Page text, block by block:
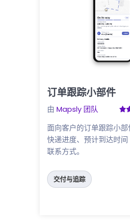
订单跟踪小部件
由Mapsly 团队
面向客户的订单跟踪小
快递进度、预计到达时间
联系方式。
交付与追踪
点击这里